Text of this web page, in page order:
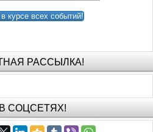
курсе всех событий!
РАССЫЛКА!
СОЦСЕТЯХ!